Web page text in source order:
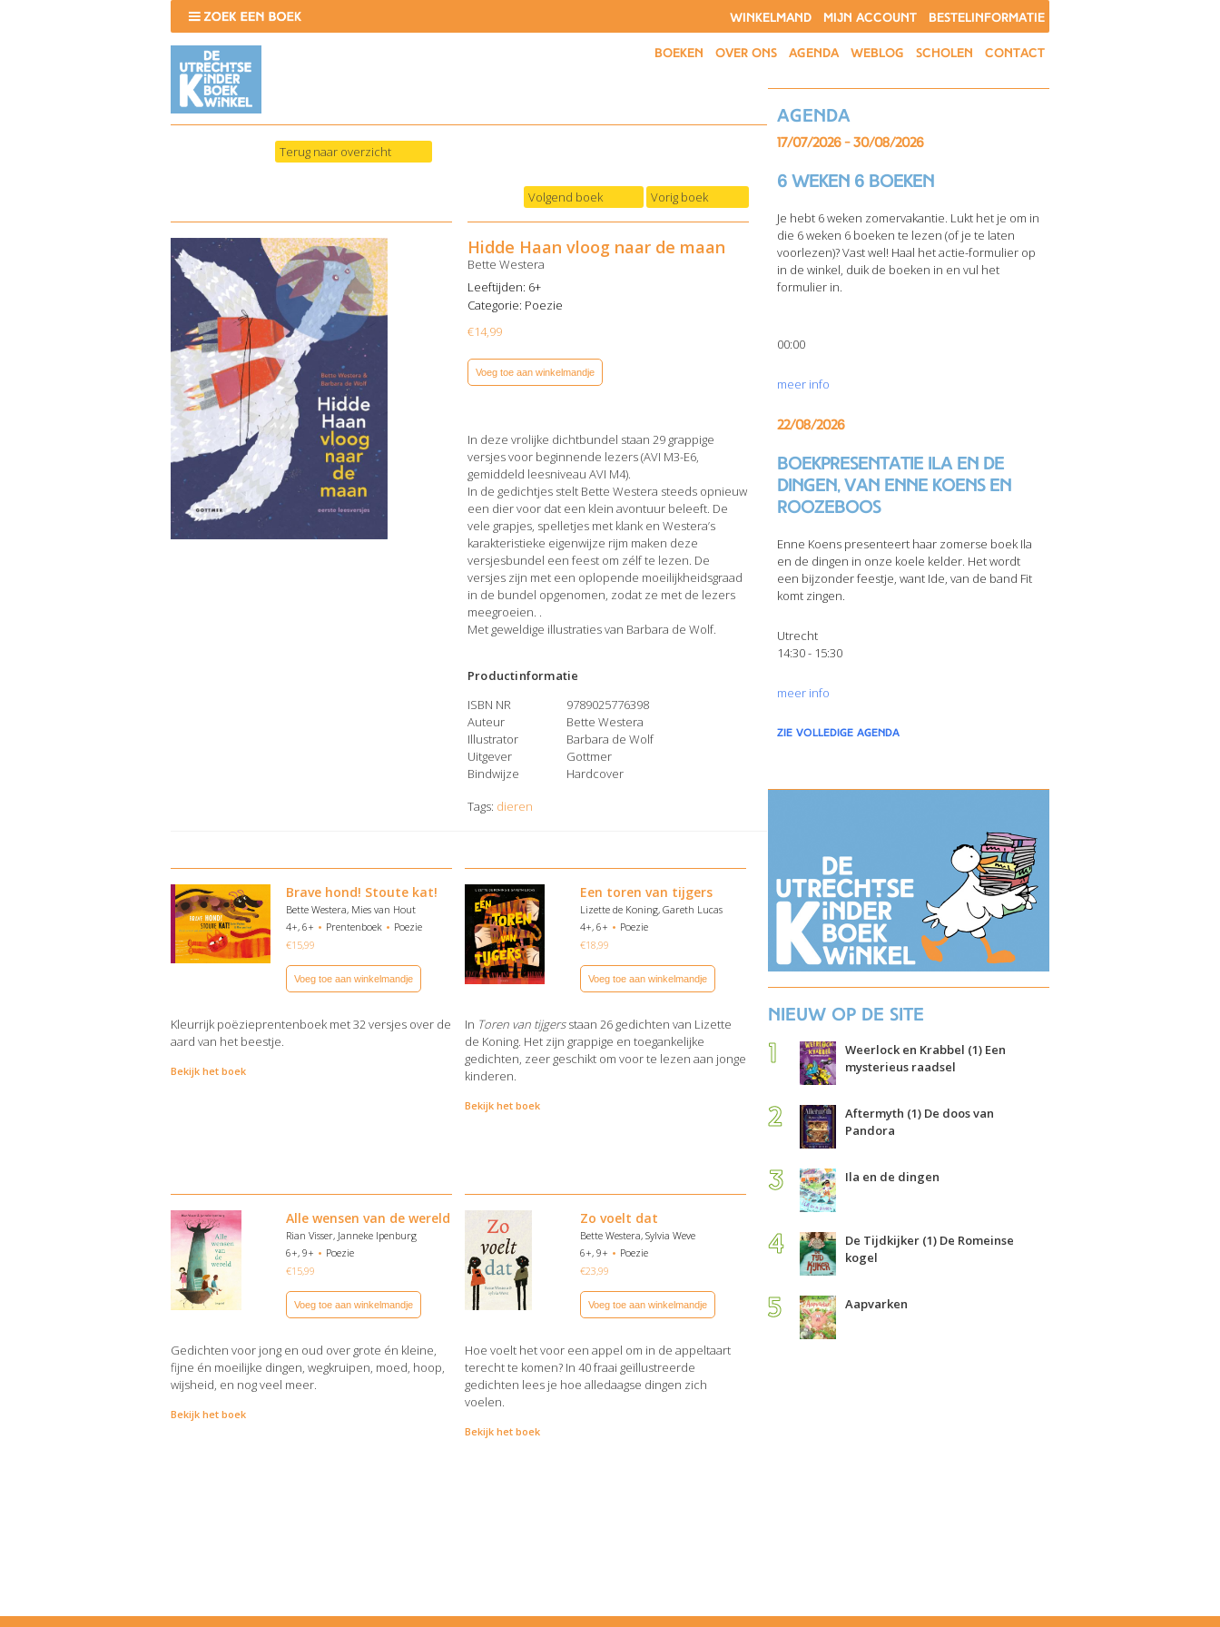
WINKELMAND MIJN ACCOUNT BESTELINFORMATIE
BOEKEN OVER ONS AGENDA WEBLOG SCHOLEN CONTACT
Terug naar overzicht
Volgend boek Vorig boek
Hidde Haan vloog naar de maan
Bette Westera
Leeftijden: 6+
Categorie: Poezie
€14,99
Voeg toe aan winkelmandje
In deze vrolijke dichtbundel staan 29 grappige
versjes voor beginnende lezers (AVI M3-E6,
gemiddeld leesniveau AVI M4).
In de gedichtjes stelt Bette Westera steeds opnieuw
een dier voor dat een klein avontuur beleeft. De
vele grapjes, spelletjes met klank en Westera’s
karakteristieke eigenwijze rijm maken deze
versjesbundel een feest om zélf te lezen. De
versjes zijn met een oplopende moeilijkheidsgraad
in de bundel opgenomen, zodat ze met de lezers
meegroeien. .
Met geweldige illustraties van Barbara de Wolf.
Productinformatie
ISBN NR
9789025776398
Auteur
Bette Westera
Illustrator
Barbara de Wolf
Uitgever
Gottmer
Bindwijze
Hardcover
Tags: dieren
Brave hond! Stoute kat!
Bette Westera, Mies van Hout
4+, 6+
Prentenboek
Poezie
€15,99
Voeg toe aan winkelmandje
Kleurrijk poëzieprentenboek met 32 versjes over de
aard van het beestje.
Bekijk het boek
Een toren van tijgers
Lizette de Koning, Gareth Lucas
4+, 6+
Poezie
€18,99
Voeg toe aan winkelmandje
In Toren van tijgersstaan 26 gedichten van Lizette
de Koning. Het zijn grappige en toegankelijke
gedichten, zeer geschikt om voor te lezen aan jonge
kinderen.
Bekijk het boek
Alle wensen van de wereld
Rian Visser, Janneke Ipenburg
6+, 9+
Poezie
€15,99
Voeg toe aan winkelmandje
Gedichten voor jong en oud over grote én kleine,
fijne én moeilijke dingen, wegkruipen, moed, hoop,
wijsheid, en nog veel meer.
Bekijk het boek
Zo voelt dat
Bette Westera, Sylvia Weve
6+, 9+
Poezie
€23,99
Voeg toe aan winkelmandje
Hoe voelt het voor een appel om in de appeltaart
terecht te komen? In 40 fraai geïllustreerde
gedichten lees je hoe alledaagse dingen zich
voelen.
Bekijk het boek
Agenda
17/07/2026 - 30/08/2026
6 weken 6 boeken
Je hebt 6 weken zomervakantie. Lukt het je om in
die 6 weken 6 boeken te lezen (of je te laten
voorlezen)? Vast wel! Haal het actie-formulier op
in de winkel, duik de boeken in en vul het
formulier in.
00:00
meer info
22/08/2026
Boekpresentatie Ila en de
dingen, van Enne Koens en
Roozeboos
Enne Koens presenteert haar zomerse boek Ila
en de dingen in onze koele kelder. Het wordt
een bijzonder feestje, want Ide, van de band Fit
komt zingen.
Utrecht
14:30 - 15:30
meer info
zie volledige agenda
Nieuw op de site
Weerlock en Krabbel (1) Een
mysterieus raadsel
Aftermyth (1) De doos van
Pandora
Ila en de dingen
De Tijdkijker (1) De Romeinse
kogel
Aapvarken